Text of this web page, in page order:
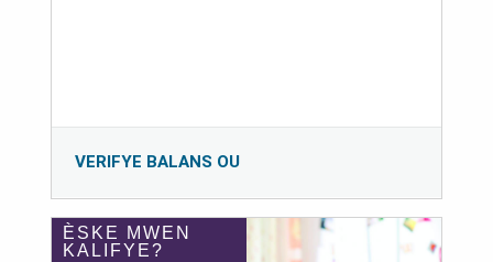
VERIFYE BALANS OU
ÈSKE MWEN
KALIFYE?